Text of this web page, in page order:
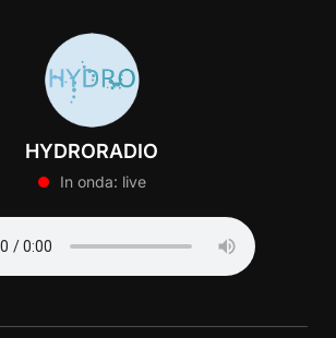
HYDRORADIO
In onda: live